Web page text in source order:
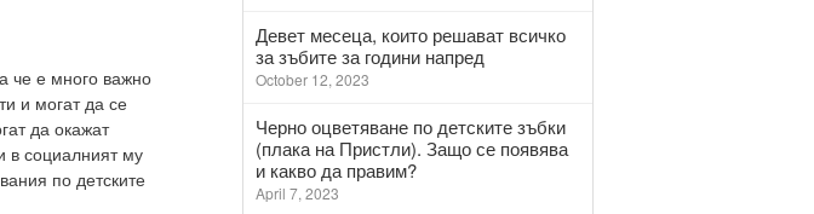
че е много важно
и могат да се
да окажат
в социалният му
по детските
Девет месеца, които решават всичко
за зъбите за години напред
October 12, 2023
Черно оцветяване по детските зъбки
(плака на Пристли). Защо се появява
и какво да правим?
April 7, 2023